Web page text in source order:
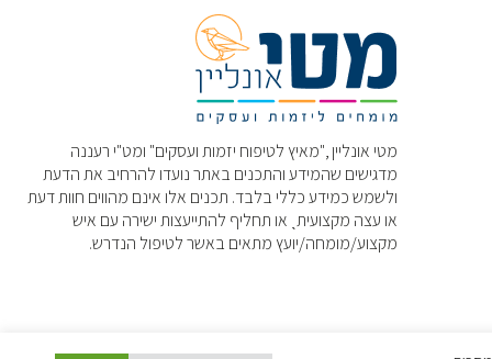
מטי אונליין ,"מאיץ לטיפוח יזמות ועסקים" ומט"י רעננה
מדגישים שהמידע והתכנים באתר נועדו להרחיב את הדעת
ולשמש כמידע כללי בלבד. תכנים אלו אינם מהווים חוות דעת
או עצה מקצועיתˎ או תחליף להתייעצות ישירה עם איש
מקצוע/מומחה/יועץ מתאים באשר לטיפול הנדרש.